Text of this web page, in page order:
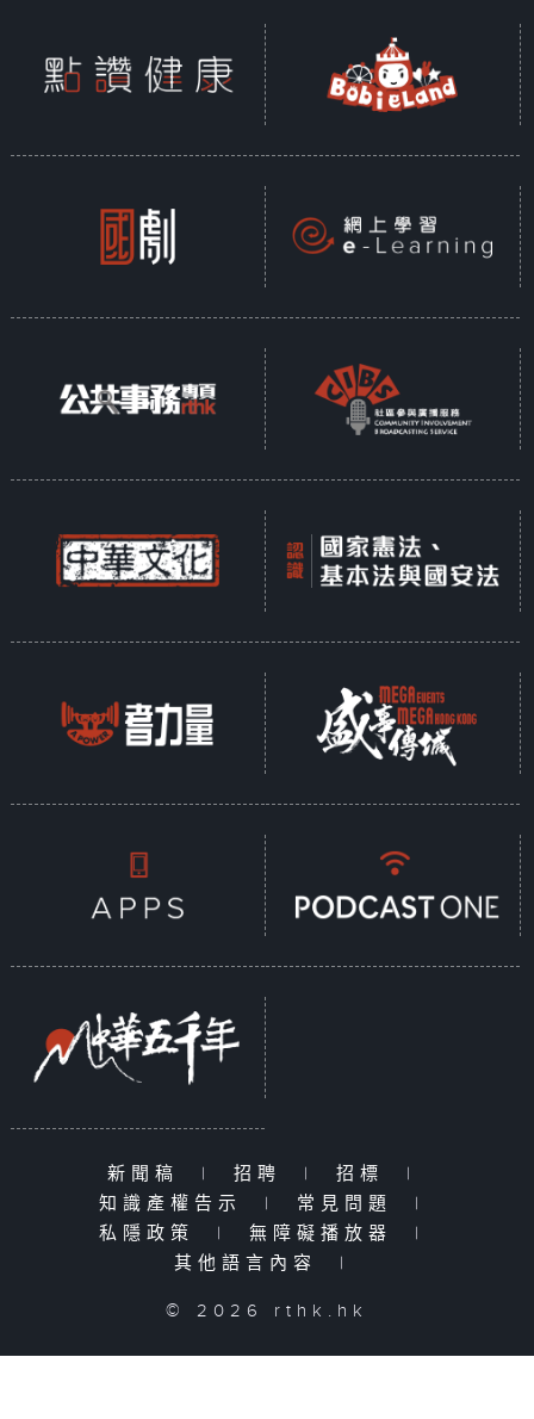
新聞稿 | 招聘 | 招標
|
知識產權告示
| 常見問題
|
私隱政策
| 無障礙播放器
|
其他語言內容
|
© 2026 rthk.hk